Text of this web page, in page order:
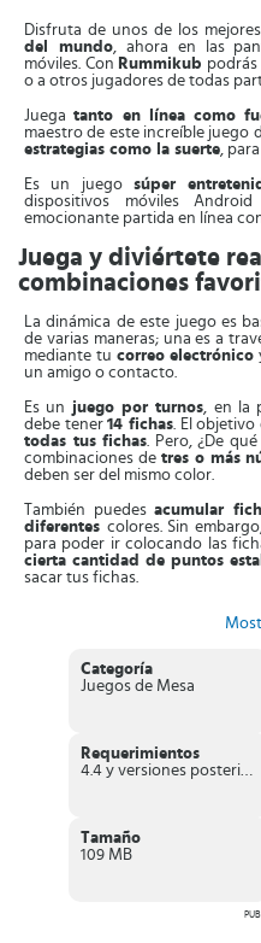
Disfruta de unos de los
del mundo, ahora en las
móviles. Con Rummikub
o a otros jugadores de todas
Juegatanto en línea como
maestro de este increíble juego
estrategias como la suerte,
Es un juego súper
dispositivos móviles
emocionante partida en línea
Juega y diviértete
combinaciones
La dinámica de este juego es
de varias maneras; una es a
mediante tu correo electrónico
un amigo o contacto.
Es un juego por turnos, en la
debe tener14 fichas. El
todas tus fichas. Pero, ¿De
combinaciones detres o más
deben ser del mismo color.
También puedesacumular
diferentes colores. Sin
para poder ir colocando las
cierta cantidad de puntos
sacar tus fichas.
¡Presta mucha atención a
encontrarás algunas que no
haga falta.
Puedes realizar partidas en
tiempo realcontra otros
propio modelo de
puedes definir el grado de
de acumular puntos y subir en la
Categoría
Juegos de Mesa
Requerimientos
4.4 y versiones posteriores
Tamaño
109 MB